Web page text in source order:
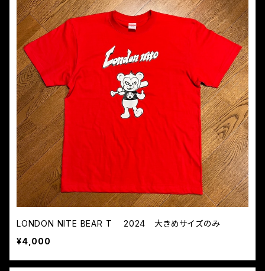
LONDON NITE BEAR T 2024 大きめサイズのみ
¥4,000